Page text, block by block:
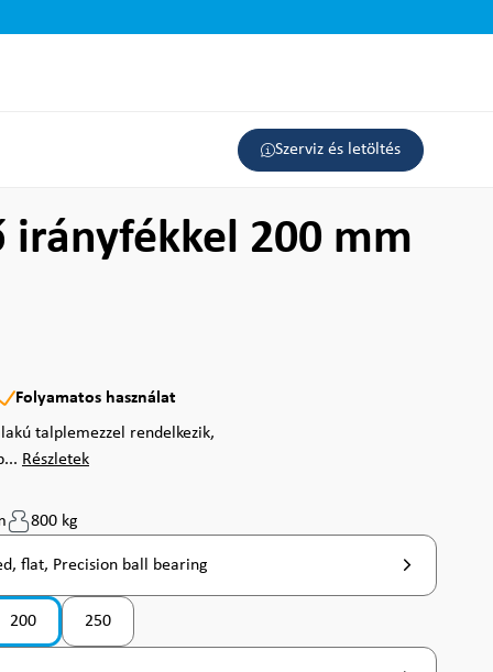
Szerviz és letöltés
irányfékkel 200 mm
Folyamatos használat
talplemezzel rendelkezik,
Részletek
800 kg
flat, Precision ball bearing
200 250
(Ez az opció jelenleg nem érhető el. )